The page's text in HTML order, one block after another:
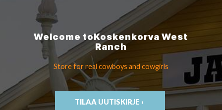
Welcome toKoskenkorvaWest
Ranch
Store for real cowboys and cowgirls
TILAA UUTISKIRJE ›